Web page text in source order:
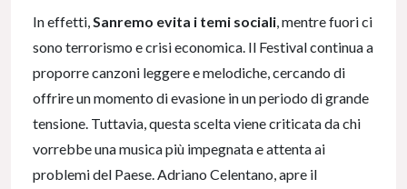
In effetti, Sanremo evita i temi sociali , mentre fuori ci
sono terrorismo e crisi economica. Il Festival continua a
proporre canzoni leggere e melodiche, cercando di
offrire un momento di evasione in un periodo di grande
tensione. Tuttavia, questa scelta viene criticata da chi
vorrebbe una musica più impegnata e attenta ai
problemi del Paese. Adriano Celentano, apre il